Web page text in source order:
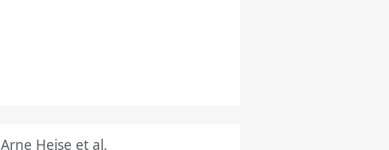
Arne Heise et al.